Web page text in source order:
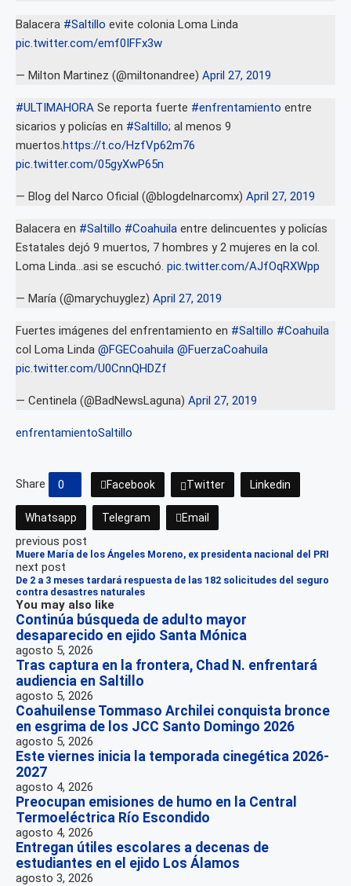
Balacera #Saltillo evite colonia Loma Linda
pic.twitter.com/emf0IFFx3w
— Milton Martinez (@miltonandree) April 27, 2019
#ULTIMAHORA Se reporta fuerte #enfrentamiento entre
sicarios y policías en #Saltillo; al menos 9
muertos.https://t.co/HzfVp62m76
pic.twitter.com/05gyXwP65n
— Blog del Narco Oficial (@blogdelnarcomx) April 27, 2019
Balacera en #Saltillo #Coahuila entre delincuentes y policías
Estatales dejó 9 muertos, 7 hombres y 2 mujeres en la col.
Loma Linda…asi se escuchó. pic.twitter.com/AJfOqRXWpp
— María (@marychuyglez) April 27, 2019
Fuertes imágenes del enfrentamiento en #Saltillo #Coahuila
col Loma Linda @FGECoahuila @FuerzaCoahuila
pic.twitter.com/U0CnnQHDZf
— Centinela (@BadNewsLaguna) April 27, 2019
enfrentamientoSaltillo
Share 0 Facebook Twitter Linkedin
Whatsapp Telegram Email
previous post
Muere María de los Ángeles Moreno, ex presidenta nacional del PRI
next post
De 2 a 3 meses tardará respuesta de las 182 solicitudes del seguro
contra desastres naturales
You may also like
Continúa búsqueda de adulto mayor
desaparecido en ejido Santa Mónica
agosto 5, 2026
Tras captura en la frontera, Chad N. enfrentará
audiencia en Saltillo
agosto 5, 2026
Coahuilense Tommaso Archilei conquista bronce
en esgrima de los JCC Santo Domingo 2026
agosto 5, 2026
Este viernes inicia la temporada cinegética 2026-
2027
agosto 4, 2026
Preocupan emisiones de humo en la Central
Termoeléctrica Río Escondido
agosto 4, 2026
Entregan útiles escolares a decenas de
estudiantes en el ejido Los Álamos
agosto 3, 2026